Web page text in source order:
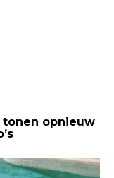
tonen opnieuw